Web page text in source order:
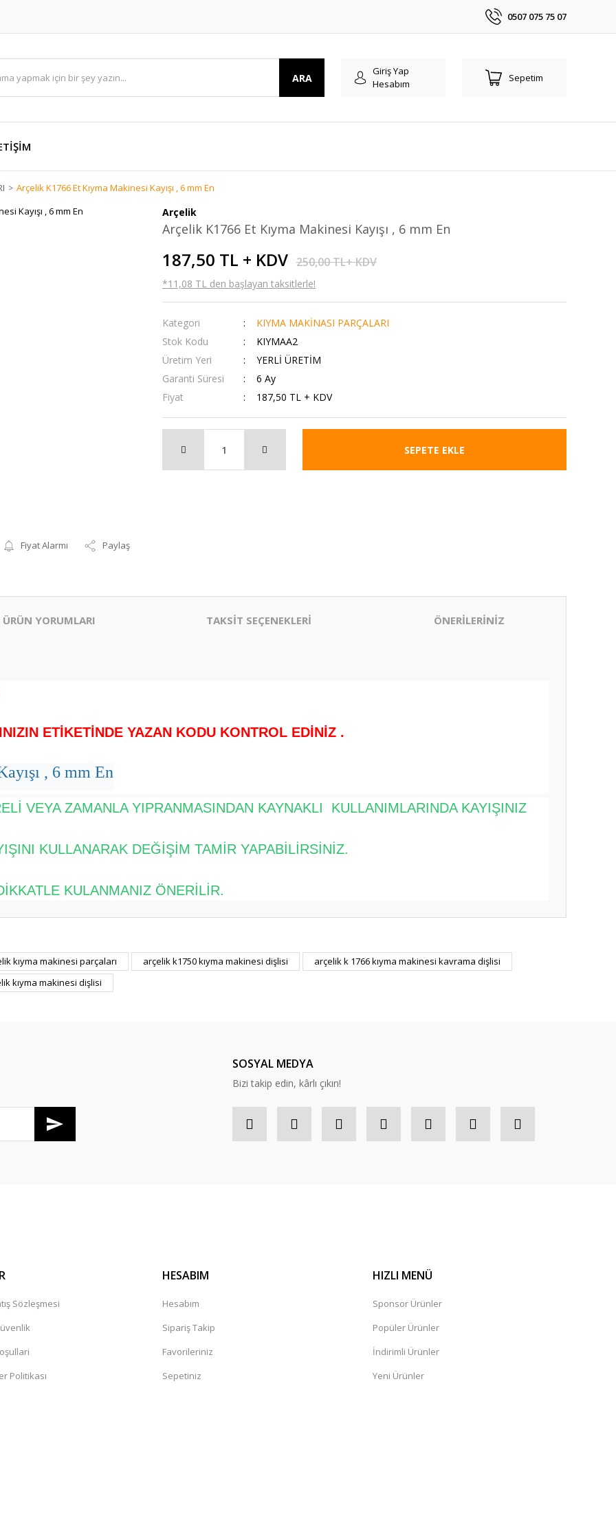
0507 075 75 07
ARA
Giriş Yap
Hesabım
Sepetim
Arçelik K1766 Et Kıyma Makinesi Kayışı , 6 mm En
Fiyat Alarmı Paylaş
Arçelik
Arçelik K1766 Et Kıyma Makinesi Kayışı , 6 mm En
187,50 TL + KDV 250,00 TL+ KDV
*11,08 TL den başlayan taksitlerle!
Kategori
KIYMA MAKİNASI PARÇALARI
Stok Kodu
KIYMAA2
Üretim Yeri
YERLİ ÜRETİM
Garanti Süresi
6 Ay
Fiyat
187,50 TL + KDV
SEPETE EKLE
ÜRÜN YORUMLARI TAKSİT SEÇENEKLERİ ÖNERİLERİNİZ
ETİKETİNDE YAZAN KODU KONTROL EDİNİZ .
, 6 mm En
VEYA ZAMANLA YIPRANMASINDAN KAYNAKLI KULLANIMLARINDA KAYIŞINIZ
KULLANARAK DEĞİŞİM TAMİR YAPABİLİRSİNİZ.
KULANMANIZ ÖNERİLİR.
Bu ürüne ilk yorumu siz yapın!
kıyma makinesi parçaları arçelik k1750 kıyma makinesi dişlisi
arçelik k 1766 kıyma makinesi kavrama dişlisi
kıyma makinesi dişlisi
SOSYAL MEDYA
Bizi takip edin, kârlı çıkın!
Sözleşmesi
Politikası
HESABIM
Hesabım
Sipariş Takip
Favorileriniz
Sepetiniz
HIZLI MENÜ
Sponsor Ürünler
Popüler Ürünler
İndirimli Ürünler
Yeni Ürünler